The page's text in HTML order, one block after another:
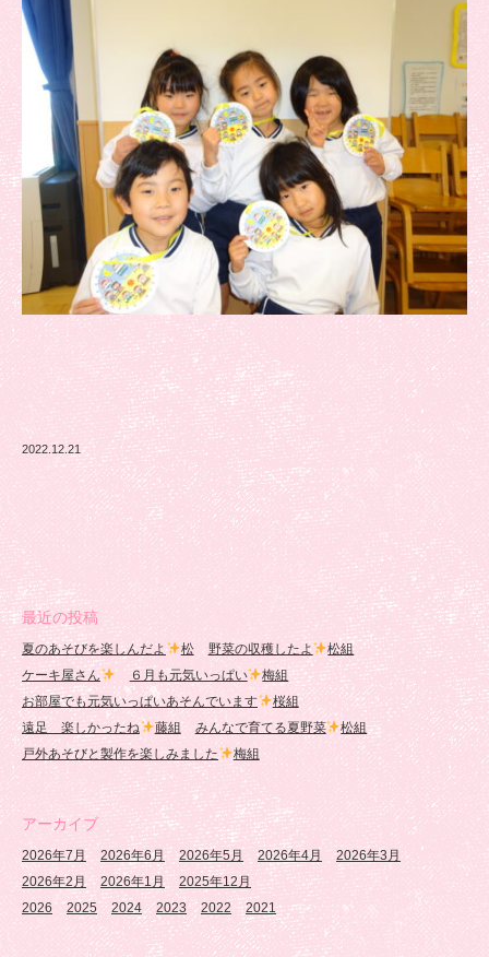
2022.12.21
最近の投稿
夏のあそびを楽しんだよ 松 野菜の収穫したよ
松組
ケーキ屋さん
６月も元気いっぱい
梅組
お部屋でも元気いっぱいあそんでいます
桜組
遠足 楽しかったね
藤組 みんなで育てる夏野菜
松組
戸外あそびと製作を楽しみました
梅組
アーカイブ
2026年7月 2026年6月 2026年5月 2026年4月
2026年3月
2026年2月
2026年1月
2025年12月
2026
2025 2024 2023 2022 2021